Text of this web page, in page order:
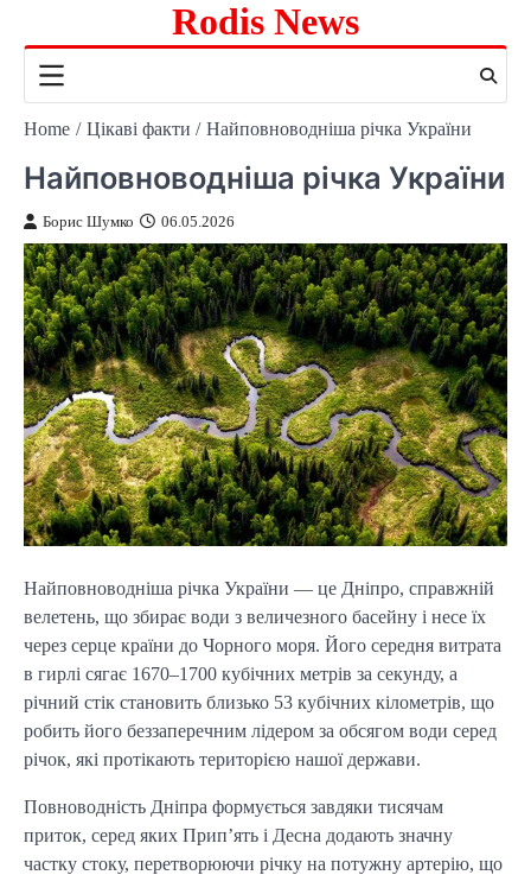
content
Rodis News
Home Цікаві факти Найповноводніша річка України
Найповноводніша річка України
Борис Шумко 06.05.2026
Найповноводніша річка України — це Дніпро, справжній
велетень, що збирає води з величезного басейну і несе їх
через серце країни до Чорного моря. Його середня витрата
в гирлі сягає 1670–1700 кубічних метрів за секунду, а
річний стік становить близько 53 кубічних кілометрів, що
робить його беззаперечним лідером за обсягом води серед
річок, які протікають територією нашої держави.
Повноводність Дніпра формується завдяки тисячам
приток, серед яких Прип’ять і Десна додають значну
частку стоку, перетворюючи річку на потужну артерію, що